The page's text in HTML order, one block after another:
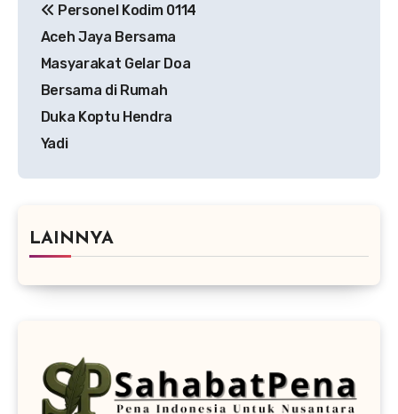
pos
Personel Kodim 0114
Aceh Jaya Bersama
Masyarakat Gelar Doa
Bersama di Rumah
Duka Koptu Hendra
Yadi
LAINNYA